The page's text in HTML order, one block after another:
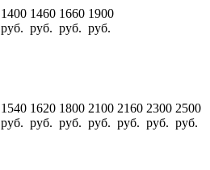
1400
руб.
1460
руб.
1660
руб.
1900
руб.
1540
руб.
1620
руб.
1800
руб.
2100
руб.
2160
руб.
2300
руб.
2500
руб.